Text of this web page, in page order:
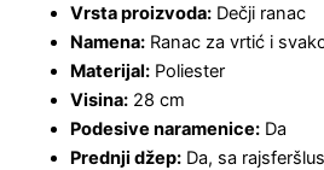
Vrsta proizvoda: Dečji ranac
Namena: Ranac za vrtić i
Materijal: Poliester
Visina: 28 cm
Podesive naramenice: Da
Prednji džep: Da, sa